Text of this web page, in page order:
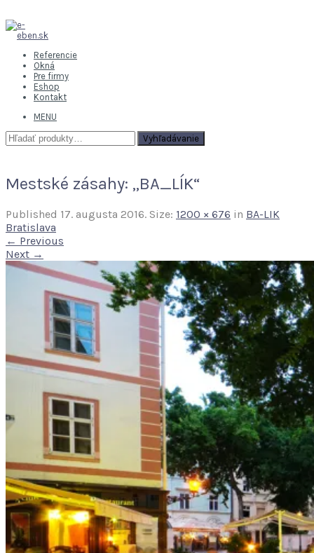
Referencie
Okná
Pre firmy
Eshop
Kontakt
MENU
Hľadať:
Vyhľadávanie
Mestské zásahy: „BA_LÍK“
Published 17. augusta 2016. Size: 1200 × 676 in BA-LIK
Bratislava
← Previous
Next →